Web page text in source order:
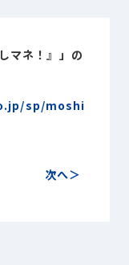
マネ！』」の
sp/moshi
次へ